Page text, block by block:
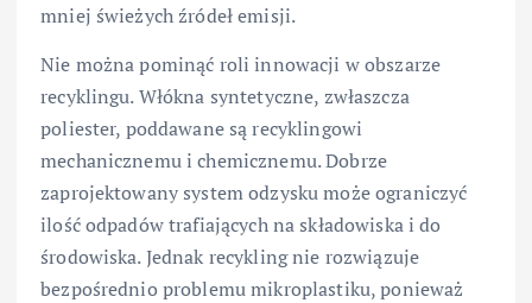
mniej świeżych źródeł emisji.
Nie można pominąć roli innowacji w obszarze
recyklingu. Włókna syntetyczne, zwłaszcza
poliester, poddawane są recyklingowi
mechanicznemu i chemicznemu. Dobrze
zaprojektowany system odzysku może ograniczyć
ilość odpadów trafiających na składowiska i do
środowiska. Jednak recykling nie rozwiązuje
bezpośrednio problemu mikroplastiku, ponieważ